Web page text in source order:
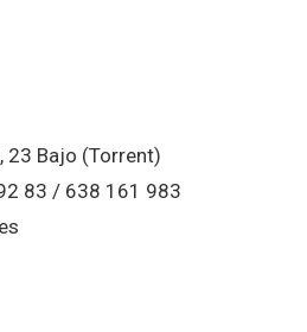
23 Bajo (Torrent)
83 / 638 161 983